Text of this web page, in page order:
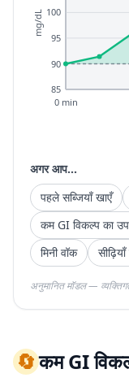
85
90
95
100
0 min
mg/dL
अगर आप...
पहले सब्जियाँ खाएँ
कम GI विकल्प का
मिनी वॉक
अनुमानित मॉडल —
🔄कम GI